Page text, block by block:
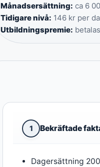
Månadsersättning: ca 6
Tidigare nivå: 146 kr per
Utbildningspremie:
1 Bekräftade
Dagersättning